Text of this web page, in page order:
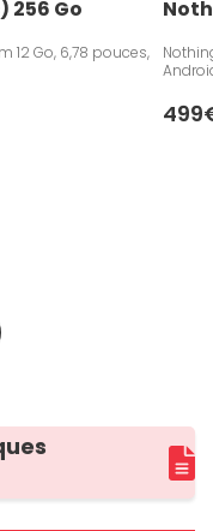
256 Go
12 Go, 6,78 pouces,